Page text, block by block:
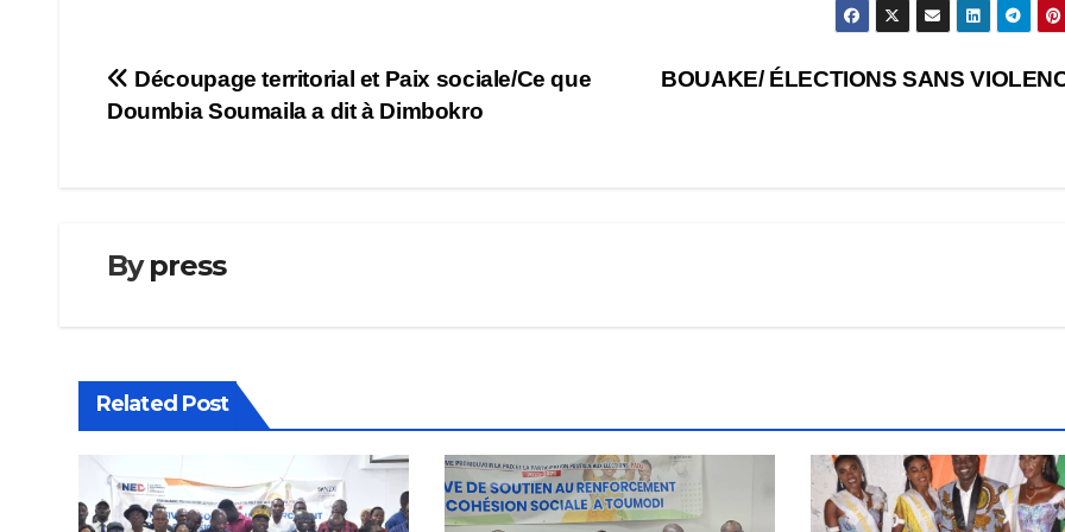
Navigation
BOUAKE/ ÉLECTIONS SANS
Découpage territorial et Paix sociale/Ce que
Doumbia Soumaila a dit à Dimbokro
Bypress
Related Post